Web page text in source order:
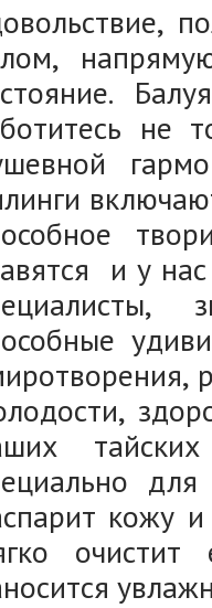
не
и у
кожу